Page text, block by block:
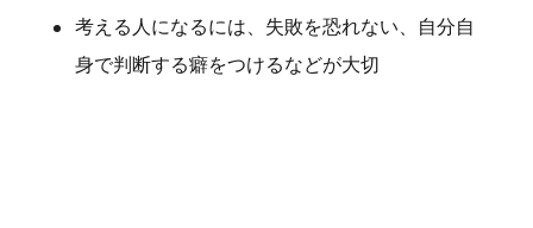
考える人になるには、失敗を恐れない、自分自
身で判断する癖をつけるなどが大切